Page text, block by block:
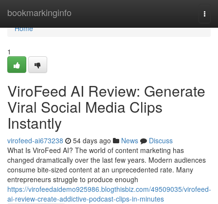
bookmarkinginfo
Home
Home
1
ViroFeed AI Review: Generate
Viral Social Media Clips
Instantly
virofeed-ai673238 54 days ago News
Discuss
What Is ViroFeed AI? The world of content marketing has
changed dramatically over the last few years. Modern audiences
consume bite-sized content at an unprecedented rate. Many
entrepreneurs struggle to produce enough
https://virofeedaidemo925986.blogthisbiz.com/49509035/virofeed-
ai-review-create-addictive-podcast-clips-in-minutes